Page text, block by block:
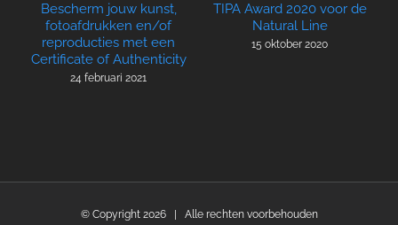
Bescherm jouw kunst,
fotoafdrukken en/of
reproducties met een
Certificate of Authenticity
24 februari 2021
TIPA Award 2020 voor de
Natural Line
15 oktober 2020
© Copyright 2026 | Alle rechten voorbehouden